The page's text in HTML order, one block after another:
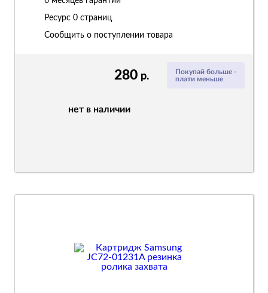
Покупай больше -
плати меньше
280 р.
нет в наличии
Ресурс 0 страниц
Сообщить о поступлении товара